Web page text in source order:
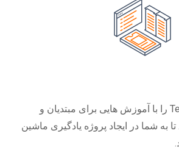
پایه های TensorFlow را با آموزش هایی برای مبتدیان و
به شما در ایجاد پروژه یادگیری ماشین